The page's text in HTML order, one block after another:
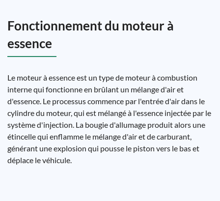
Fonctionnement du moteur à
essence
Le moteur à essence est un type de moteur à combustion
interne qui fonctionne en brûlant un mélange d'air et
d'essence. Le processus commence par l'entrée d'air dans le
cylindre du moteur, qui est mélangé à l'essence injectée par le
système d'injection. La bougie d'allumage produit alors une
étincelle qui enflamme le mélange d'air et de carburant,
générant une explosion qui pousse le piston vers le bas et
déplace le véhicule.